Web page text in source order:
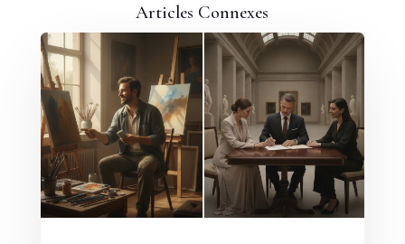
Articles Connexes